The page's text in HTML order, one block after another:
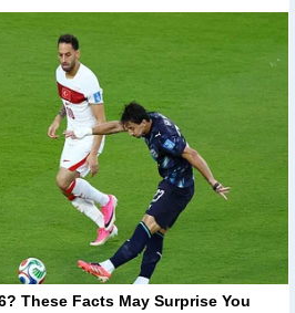
These Facts May Surprise You